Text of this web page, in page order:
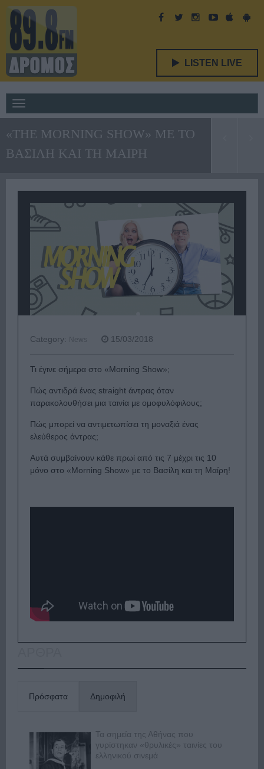
LISTEN LIVE
navigation
«THE MORNING SHOW» ΜΕ ΤΟ
ΒΑΣΙΛΗ ΚΑΙ ΤΗ ΜΑΙΡΗ
Category: News 15/03/2018
Τι έγινε σήμερα στο «Morning Show»;
Πώς αντιδρά ένας straight άντρας όταν
παρακολουθήσει μια ταινία με ομοφυλόφιλους;
Πώς μπορεί να αντιμετωπίσει τη μοναξιά ένας
ελεύθερος άντρας;
Αυτά συμβαίνουν κάθε πρωί από τις 7 μέχρι τις 10
μόνο στο «Morning Show» με το Βασίλη και τη Μαίρη!
Πρόσφατα Δημοφιλή
Τα σημεία της Αθήνας που
γυρίστηκαν «θρυλικές» ταινίες του
ελληνικού σινεμά